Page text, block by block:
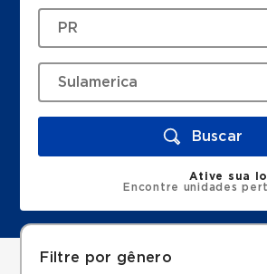
Buscar
Ative sua
Encontre unidades
Filtre por gênero